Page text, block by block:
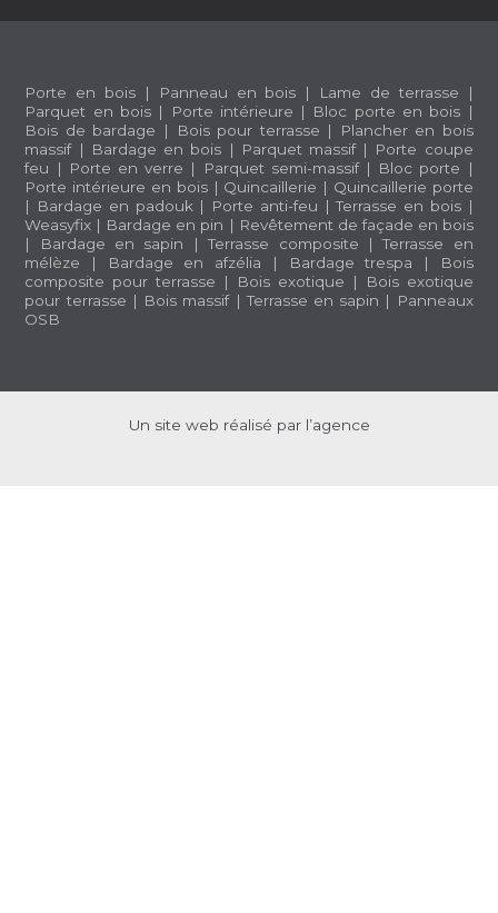
Porte en bois | Panneau en bois | Lame de terrasse |
Parquet en bois | Porte intérieure | Bloc porte en bois |
Bois de bardage | Bois pour terrasse |
Plancher en bois
massif| Bardage en bois | Parquet massif|
Porte coupe
feu | Porte en verre | Parquet semi-massif| Bloc porte |
Porte intérieure en bois| Quincaillerie | Quincaillerie porte
|
Bardage en padouk | Porte anti-feu |Terrasse en bois|
Weasyfix | Bardage en pin | Revêtement de façade en bois
|
Bardage en sapin |Terrasse composite |Terrasse en
mélèze | Bardage en afzélia | Bardage trespa |
Bois
composite pour terrasse | Bois exotique |
Bois exotique
pour terrasse | Bois massif|Terrasse en sapin |
Panneaux
OSB
Un site web réalisé par l’agence